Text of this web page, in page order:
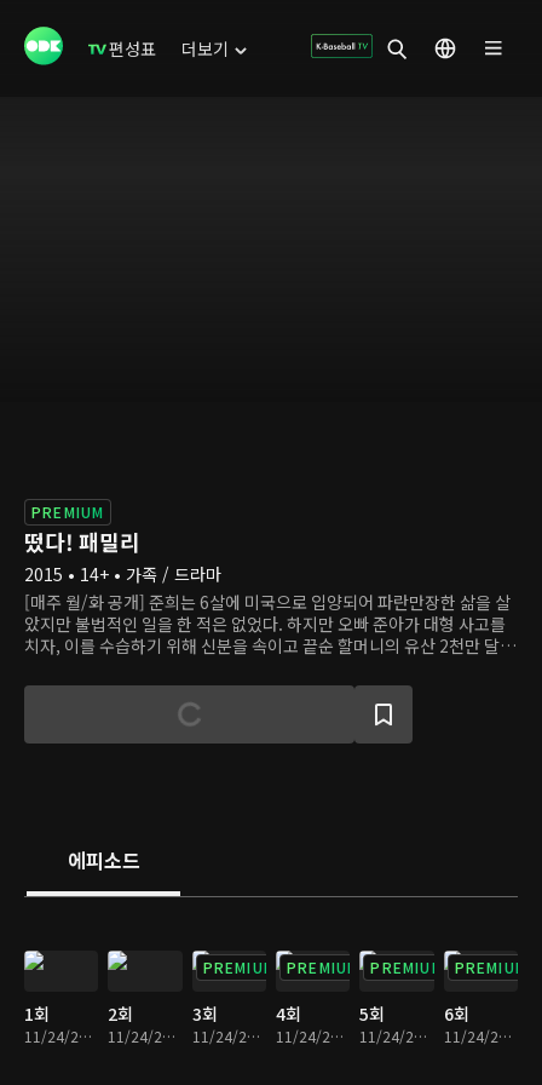
편성표 더보기
PREMIUM
떴다! 패밀리
2015 • 14+ • 가족 / 드라마
[매주 월/화 공개] 준희는 6살에 미국으로 입양되어 파란만장한 삶을 살
았지만 불법적인 일을 한 적은 없었다. 하지만 오빠 준아가 대형 사고를
치자, 이를 수습하기 위해 신분을 속이고 끝순 할머니의 유산 2천만 달러
만 모든 걸 버리고 열정과 긍정이 가득한 백수로 살고 있다. 오랜 세월이
흘러 찾은 친할머니가 자산가라는 사실을 알게 되자, 동석과 그의 가족들
은 할머니의 재산을 상속받기 위해 경쟁을 시작한다. 과연 상속자가 되고
에피소드
1회
11/24/2023 • 1시간 4분
2회
11/24/2023 • 1시간 6분
PREMIUM
3회
11/24/2023 • 1시간 5분
PREMIUM
4회
11/24/2023 • 1시간 7분
PREMIUM
5회
11/24/2023 • 1시간 4분
PREMIUM
6회
11/24/2023 • 1시간 6분